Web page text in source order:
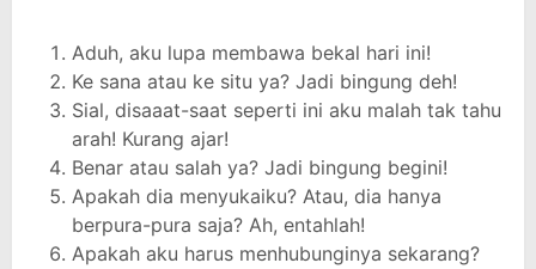
Aduh, aku lupa membawa bekal hari ini!
Ke sana atau ke situ ya? Jadi bingung deh!
Sial, disaaat-saat seperti ini aku malah tak tahu
arah! Kurang ajar!
Benar atau salah ya? Jadi bingung begini!
Apakah dia menyukaiku? Atau, dia hanya
berpura-pura saja? Ah, entahlah!
Apakah aku harus menhubunginya sekarang?